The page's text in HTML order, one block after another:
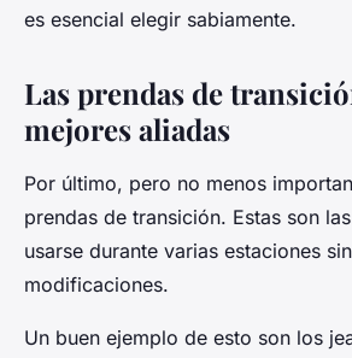
es esencial elegir sabiamente.
Las prendas de
mejores aliadas
Por último, pero no menos
prendas de transición. Estas son
usarse durante varias estaciones
modificaciones.
Un buen ejemplo de esto son los